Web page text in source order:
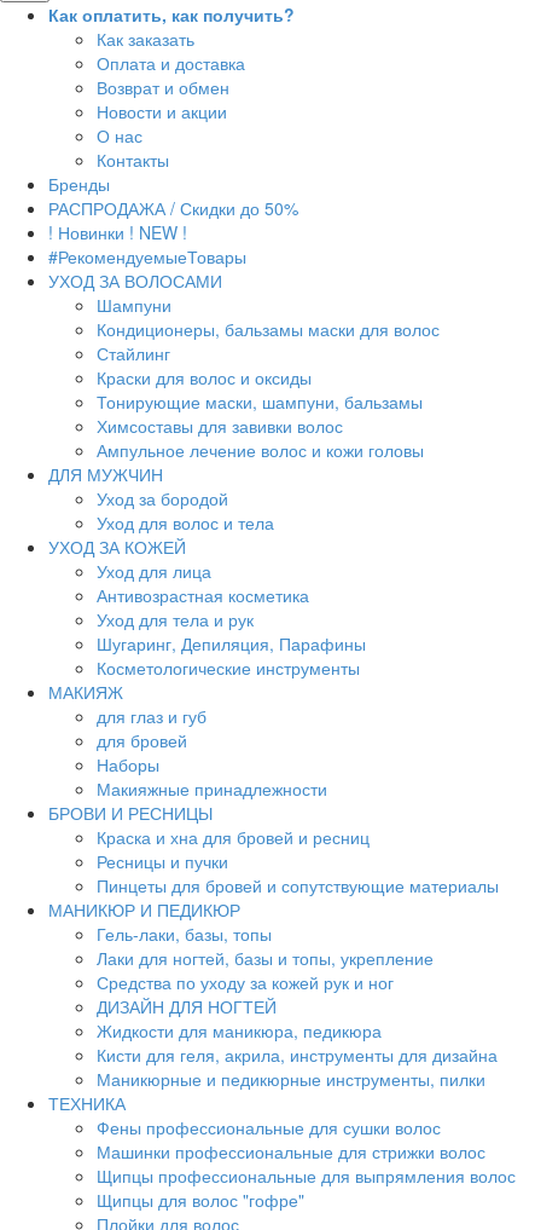
Как оплатить, как получить?
Как заказать
Оплата и доставка
Возврат и обмен
Новости и акции
О нас
Контакты
Бренды
РАСПРОДАЖА / Скидки до 50%
! Новинки ! NEW !
#РекомендуемыеТовары
УХОД ЗА ВОЛОСАМИ
Шампуни
Кондиционеры, бальзамы маски для волос
Стайлинг
Краски для волос и оксиды
Тонирующие маски, шампуни, бальзамы
Химсоставы для завивки волос
Ампульное лечение волос и кожи головы
ДЛЯ МУЖЧИН
Уход за бородой
Уход для волос и тела
УХОД ЗА КОЖЕЙ
Уход для лица
Антивозрастная косметика
Уход для тела и рук
Шугаринг, Депиляция, Парафины
Косметологические инструменты
МАКИЯЖ
для глаз и губ
для бровей
Наборы
Макияжные принадлежности
БРОВИ И РЕСНИЦЫ
Краска и хна для бровей и ресниц
Ресницы и пучки
Пинцеты для бровей и сопутствующие материалы
МАНИКЮР И ПЕДИКЮР
Гель-лаки, базы, топы
Лаки для ногтей, базы и топы, укрепление
Средства по уходу за кожей рук и ног
ДИЗАЙН ДЛЯ НОГТЕЙ
Жидкости для маникюра, педикюра
Кисти для геля, акрила, инструменты для дизайна
Маникюрные и педикюрные инструменты, пилки
ТЕХНИКА
Фены профессиональные для сушки волос
Машинки профессиональные для стрижки волос
Щипцы профессиональные для выпрямления волос
Щипцы для волос "гофре"
Плойки для волос